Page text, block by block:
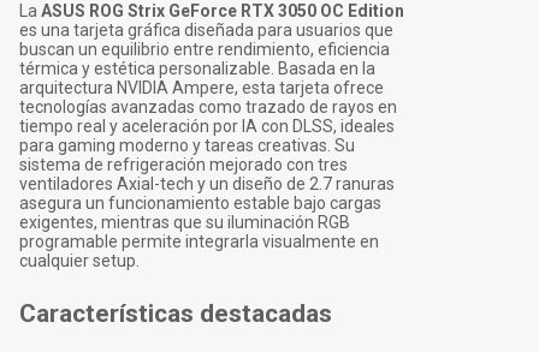
La ASUS ROG Strix GeForce RTX 3050 OC Edition
es una tarjeta gráfica diseñada para usuarios que
buscan un equilibrio entre rendimiento, eficiencia
térmica y estética personalizable. Basada en la
arquitectura NVIDIA Ampere, esta tarjeta ofrece
tecnologías avanzadas como trazado de rayos en
tiempo real y aceleración por IA con DLSS, ideales
para gaming moderno y tareas creativas. Su
sistema de refrigeración mejorado con tres
ventiladores Axial-tech y un diseño de 2.7 ranuras
asegura un funcionamiento estable bajo cargas
exigentes, mientras que su iluminación RGB
programable permite integrarla visualmente en
cualquier setup.
Características destacadas